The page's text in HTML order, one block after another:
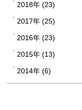
2018年 (23)
2017年 (25)
2016年 (23)
2015年 (13)
2014年 (6)